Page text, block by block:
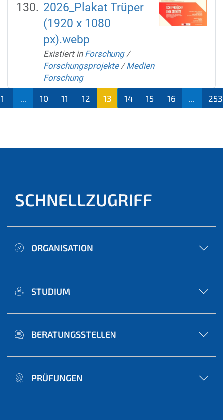
2026_Plakat Trüper
(1920 x 1080
px).webp
Existiert in Forschung /
Forschungsprojekte /Medien
Forschung
1 10 11 12
13
14 15 16 253
SCHNELLZUGRIFF
ORGANISATION
STUDIUM
BERATUNGSSTELLEN
PRÜFUNGEN